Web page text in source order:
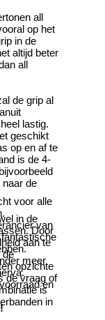
all
op het
in de
altijd beter
all
de grip al
lastig.
geschikt
op en af te
is de 4-
naar de
in de
Door
aan te
de
opzichte
de vraag of
is
in
voor alle
van
meer
en